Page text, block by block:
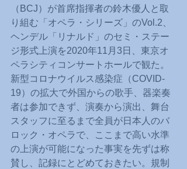
（BCJ）が首席指揮者の鈴木優人と取
り組む「オペラ・シリーズ」のVol.2、
ヘンデル「リナルド」のセミ・ステー
ジ形式上演を2020年11月3日、東京オ
ペラシティコンサートホールで観た。
新型コロナウイルス感染症（COVID-
19）の拡大で外国からの歌手、器楽奏
者は参加できず、演奏から演出、舞台
スタッフに至るまで全員が日本人のバ
ロック・オペラで、ここまで高い水準
の上演が可能になった事実を先ずは称
賛し、記録にとどめておきたい。規制